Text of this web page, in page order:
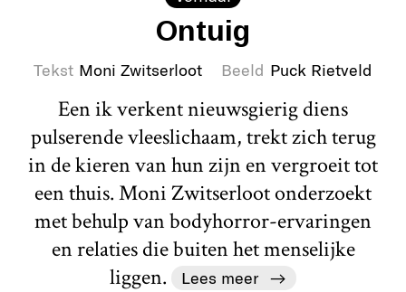
Ontuig
Tekst Moni Zwitserloot Beeld Puck Rietveld
Een ik verkent nieuwsgierig diens
pulserende vleeslichaam, trekt zich terug
in de kieren van hun zijn en vergroeit tot
een thuis. Moni Zwitserloot onderzoekt
met behulp van bodyhorror-ervaringen
en relaties die buiten het menselijke
liggen.
Lees meer